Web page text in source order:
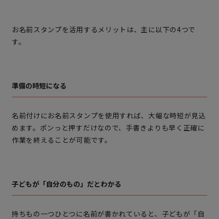
お名前スタンプを活用するメリットは、主に以下の4つで
す。
準備の時短になる
名前付けにお名前スタンプを使用すれば、大幅な時短が見込
めます。ポンっと押すだけなので、手書きよりも早く正確に
作業を終えることが可能です。
子どもが「自分のもの」だとわかる
持ちもの一つひとつに名前が書かれていると、子どもが「自